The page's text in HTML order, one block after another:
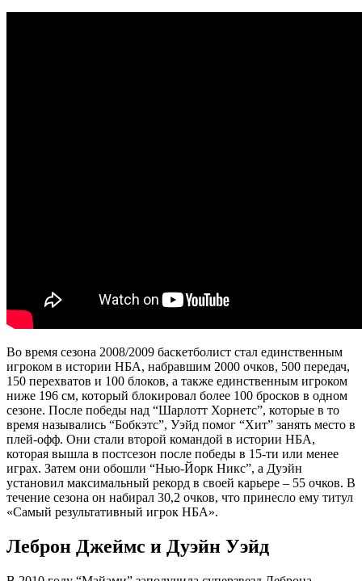
Во время сезона 2008/2009 баскетболист стал единственным
игроком в истории НБА, набравшим 2000 очков, 500 передач,
150 перехватов и 100 блоков, а также единственным игроком
ниже 196 см, который блокировал более 100 бросков в одном
сезоне. После победы над “Шарлотт Хорнетс”, которые в то
время назывались “Бобкэтс”, Уэйд помог “Хит” занять место в
плей-офф. Они стали второй командой в истории НБА,
которая вышла в постсезон после победы в 15-ти или менее
играх. Затем они обошли “Нью-Йорк Никс”, а Дуэйн
установил максимальный рекорд в своей карьере – 55 очков. В
течение сезона он набирал 30,2 очков, что принесло ему титул
«Самый результативный игрок НБА».
Леброн Джеймс и Дуэйн Уэйд